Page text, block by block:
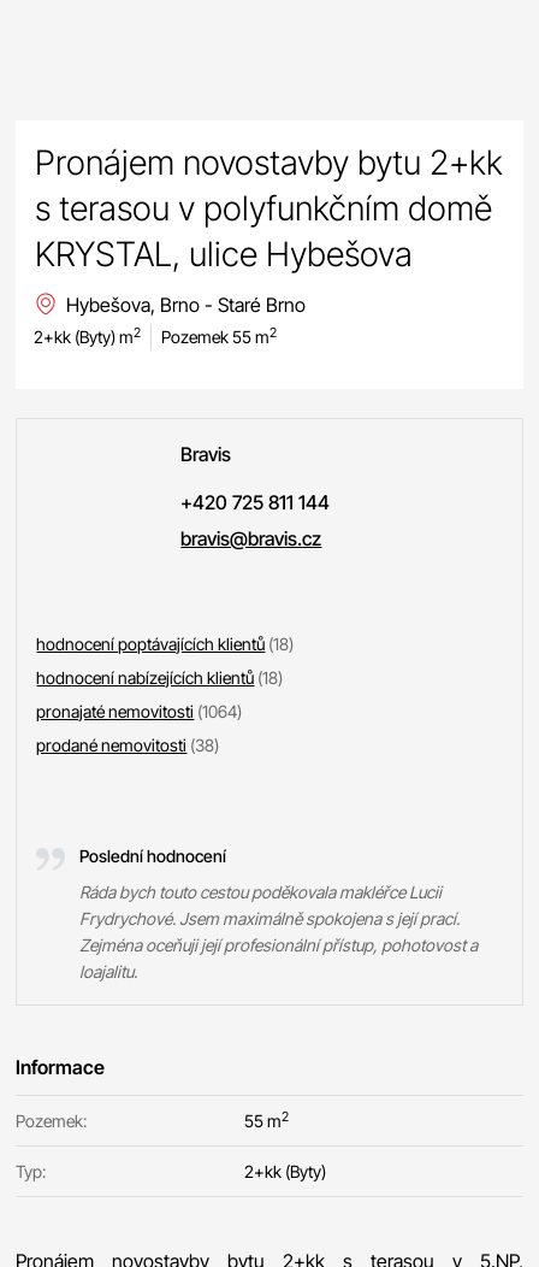
Pronájem novostavby bytu 2+kk
s terasou v polyfunkčním domě
KRYSTAL, ulice Hybešova
Hybešova, Brno - Staré Brno
2+kk (Byty) m2 Pozemek 55 m2
Bravis
+420 725 811 144
bravis@bravis.cz
hodnocení poptávajících klientů (18)
hodnocení nabízejících klientů (18)
pronajaté nemovitosti (1064)
prodané nemovitosti (38)
Poslední hodnocení
Ráda bych touto cestou poděkovala makléřce Lucii
Frydrychové. Jsem maximálně spokojena s její prací.
Zejména oceňuji její profesionální přístup, pohotovost a
loajalitu.
Informace
Pozemek: 55 m2
Typ: 2+kk (Byty)
Pronájem novostavby bytu 2+kk s terasou v 5.NP,